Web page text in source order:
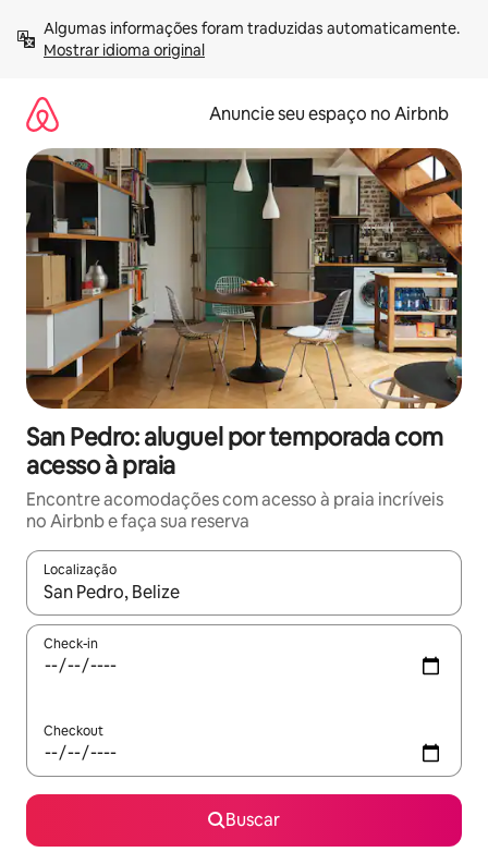
para
Mostrar idioma original
Anuncie seu espaço no Airbnb
San Pedro: aluguel por temporada com
acesso à praia
Encontre acomodações com acesso à praia incríveis
no Airbnb e faça sua reserva
Localização
Quando os resultados estiverem disponíveis, explore-os
Check-in
Checkout
Buscar